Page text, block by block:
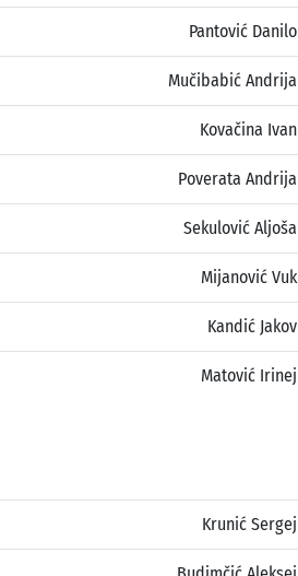
Pantović Danilo
Mučibabić Andrija
Kovačina Ivan
Poverata Andrija
Sekulović Aljoša
Mijanović Vuk
Kandić Jakov
Matović Irinej
Krunić Sergej